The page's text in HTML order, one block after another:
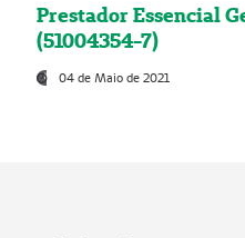
Prestador Essencial
(51004354-7)
04 de Maio de 2021